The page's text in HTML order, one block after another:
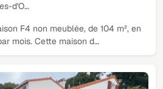
d'O…
F4 non meublée, de 104 m², en
mois. Cette maison d…